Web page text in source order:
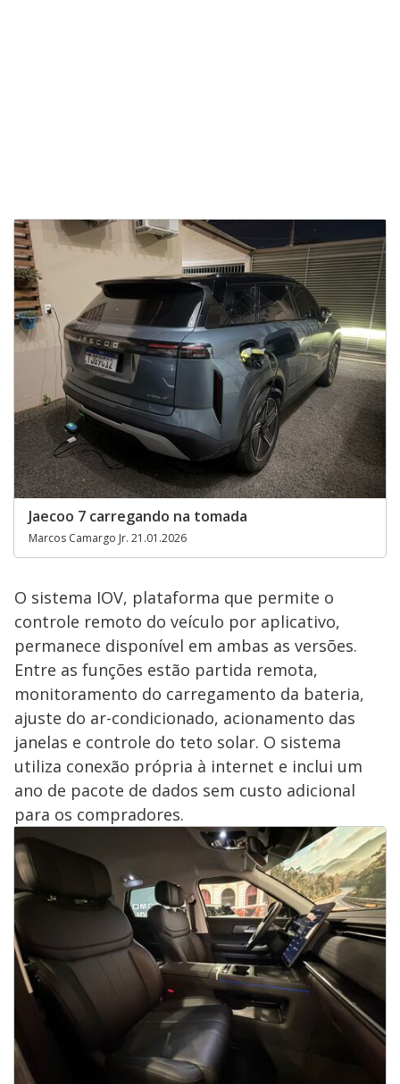
Jaecoo 7 carregando na tomada
Marcos Camargo Jr. 21.01.2026
O sistema IOV, plataforma que permite o
controle remoto do veículo por aplicativo,
permanece disponível em ambas as versões.
Entre as funções estão partida remota,
monitoramento do carregamento da bateria,
ajuste do ar-condicionado, acionamento das
janelas e controle do teto solar. O sistema
utiliza conexão própria à internet e inclui um
ano de pacote de dados sem custo adicional
para os compradores.